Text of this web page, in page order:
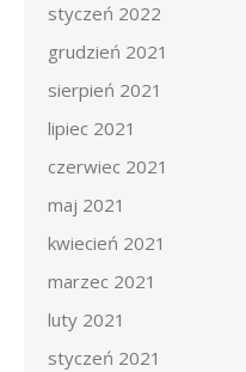
styczeń 2022
grudzień 2021
sierpień 2021
lipiec 2021
czerwiec 2021
maj 2021
kwiecień 2021
marzec 2021
luty 2021
styczeń 2021